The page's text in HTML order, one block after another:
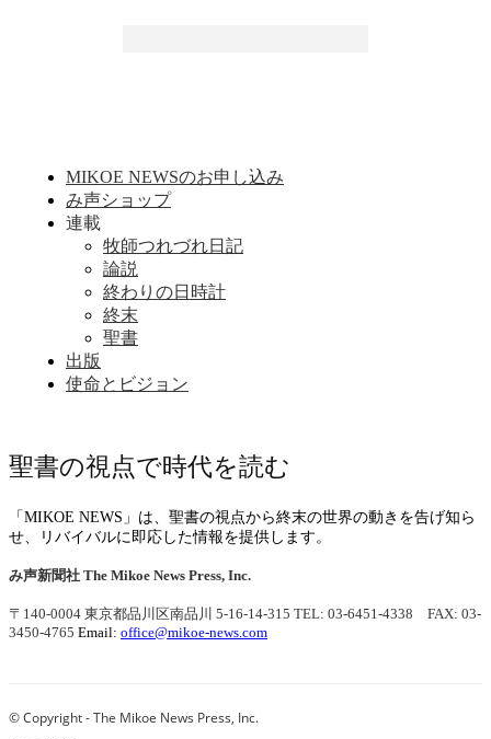
MIKOE NEWSのお申し込み
み声ショップ
連載
牧師つれづれ日記
論説
終わりの日時計
終末
聖書
出版
使命とビジョン
聖書の視点で時代を読む
「MIKOE NEWS」は、聖書の視点から終末の世界の動きを告げ知ら
せ、リバイバルに即応した情報を提供します。
み声新聞社 The Mikoe News Press, Inc.
〒140-0004 東京都品川区南品川 5-16-14-315 TEL: 03-6451-4338 FAX: 03-
3450-4765 Email: office@mikoe-news.com
© Copyright - The Mikoe News Press, Inc.